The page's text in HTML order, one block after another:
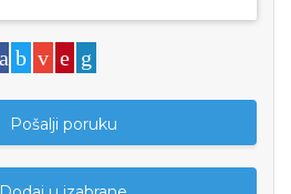
Pošalji poruku